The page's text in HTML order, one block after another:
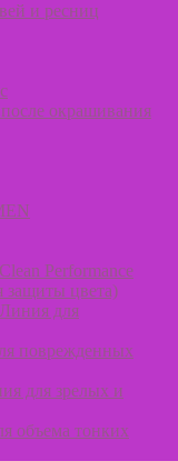
и ресниц
окрашивания
Performance
защиты цвета)
для
поврежденных
для зрелых и
объема тонких